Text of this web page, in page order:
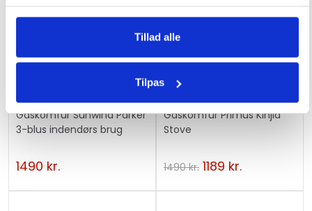
Tillad alle
Tilpas
h
p
o
d
u
t
Gaskomfur Sunwind Parker
3-blus indendørs brug
1490 kr.
Gaskomfur Primus Kinjia
Stove
1490kr. 1189 kr.